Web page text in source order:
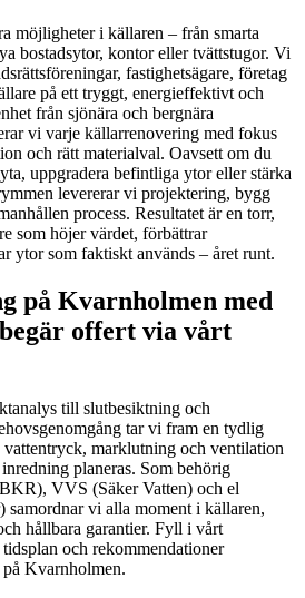
möjligheter i källaren – från smarta
bostadsytor, kontor eller tvättstugor. Vi
fastighetsägare, företag
på ett tryggt, energieffektivt och
från sjönära och bergnära
vi varje källarrenovering med fokus
och rätt materialval. Oavsett om du
uppgradera befintliga ytor eller stärka
levererar vi projektering, bygg
process. Resultatet är en torr,
som höjer värdet, förbättrar
ytor som faktiskt används – året runt.
på Kvarnholmen med
offert via vårt
till slutbesiktning och
tar vi fram en tydlig
vattentryck, marklutning och ventilation
planeras. Som behörig
VVS (Säker Vatten) och el
samordnar vi alla moment i källaren,
hållbara garantier. Fyll i vårt
och rekommendationer
Kvarnholmen.